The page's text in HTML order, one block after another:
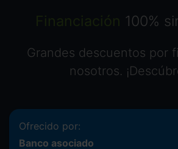
Financiación 100%
Grandes descuentos por
nosotros.
Ofrecido por:
Banco asociado